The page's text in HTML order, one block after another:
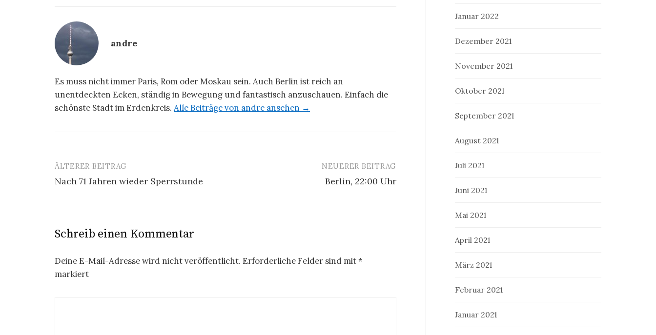
andre
Es muss nicht immer Paris, Rom oder Moskau sein. Auch Berlin ist reich an
unentdeckten Ecken, ständig in Bewegung und fantastisch anzuschauen. Einfach die
schönste Stadt im Erdenkreis. Alle Beiträge von andre ansehen →
Beitrags-
Navigation
ÄLTERER BEITRAG
Nach 71 Jahren wieder Sperrstunde
NEUERER BEITRAG
Berlin, 22:00 Uhr
Schreib einen Kommentar
Deine E-Mail-Adresse wird nicht veröffentlicht. Erforderliche Felder sind mit*
markiert
Januar 2022
Dezember 2021
November 2021
Oktober 2021
September 2021
August 2021
Juli 2021
Juni 2021
Mai 2021
April 2021
März 2021
Februar 2021
Januar 2021